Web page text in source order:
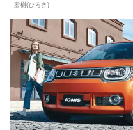
宏樹(ひろき)